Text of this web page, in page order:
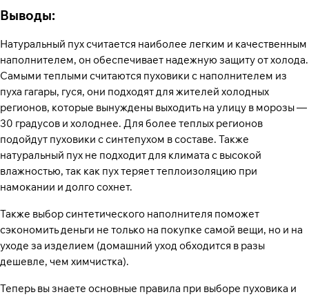
Выводы:
Натуральный пух считается наиболее легким и качественным
наполнителем, он обеспечивает надежную защиту от холода.
Самыми теплыми считаются пуховики с наполнителем из
пуха гагары, гуся, они подходят для жителей холодных
регионов, которые вынуждены выходить на улицу в морозы —
30 градусов и холоднее. Для более теплых регионов
подойдут пуховики с синтепухом в составе. Также
натуральный пух не подходит для климата с высокой
влажностью, так как пух теряет теплоизоляцию при
намокании и долго сохнет.
Также выбор синтетического наполнителя поможет
сэкономить деньги не только на покупке самой вещи, но и на
уходе за изделием (домашний уход обходится в разы
дешевле, чем химчистка).
Теперь вы знаете основные правила при выборе пуховика и